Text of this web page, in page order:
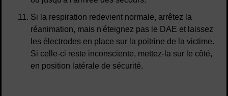
Si la respiration redevient normale, arrêtez la
réanimation, mais n'éteignez pas le DAE et laissez
les électrodes en place sur la poitrine de la victime.
Si celle-ci reste inconsciente, mettez-la sur le côté,
en position latérale de sécurité.